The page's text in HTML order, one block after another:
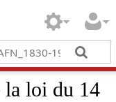
la loi du 14